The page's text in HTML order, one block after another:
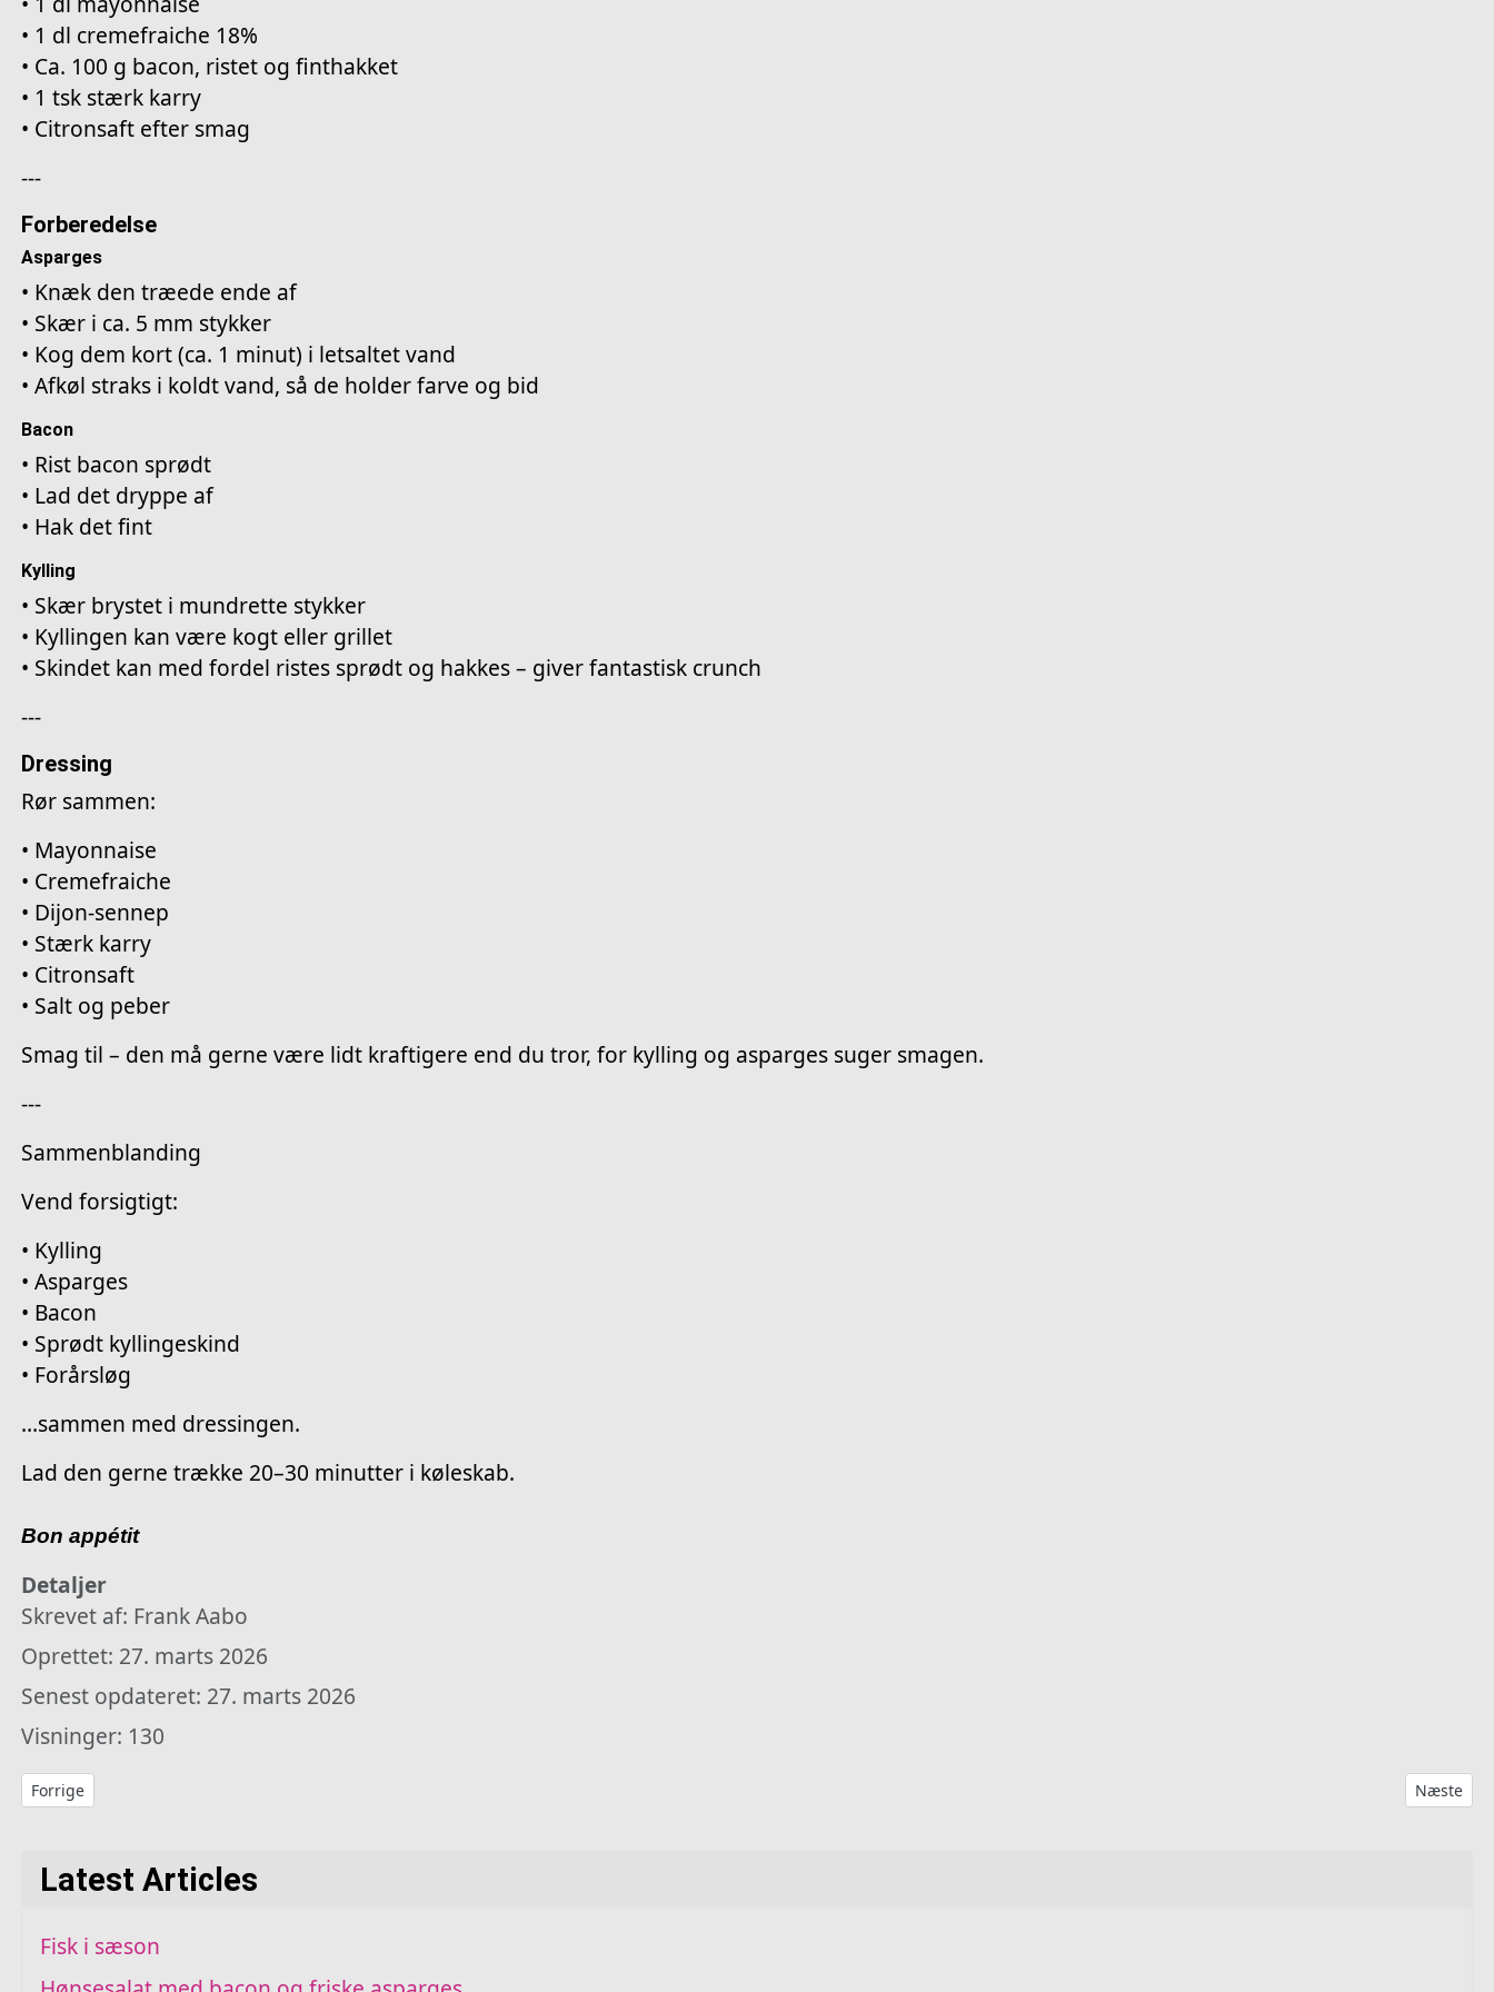
• 1 dl cremefraiche 18%
• Ca. 100 g bacon, ristet og finthakket
• 1 tsk stærk karry
• Citronsaft efter smag
---
Forberedelse
Asparges
• Knæk den træede ende af
• Skær i ca. 5 mm stykker
• Kog dem kort (ca. 1 minut) i letsaltet vand
• Afkøl straks i koldt vand, så de holder farve og bid
Bacon
• Rist bacon sprødt
• Lad det dryppe af
• Hak det fint
Kylling
• Skær brystet i mundrette stykker
• Kyllingen kan være kogt eller grillet
• Skindet kan med fordel ristes sprødt og hakkes – giver fantastisk crunch
---
Dressing
Rør sammen:
• Mayonnaise
• Cremefraiche
• Dijon-sennep
• Stærk karry
• Citronsaft
• Salt og peber
Smag til – den må gerne være lidt kraftigere end du tror, for kylling og asparges suger smagen.
---
Sammenblanding
Vend forsigtigt:
• Kylling
• Asparges
• Bacon
• Sprødt kyllingeskind
• Forårsløg
…sammen med dressingen.
Lad den gerne trække 20–30 minutter i køleskab.
Bon appétit
Detaljer
Skrevet af: Frank Aabo
Oprettet: 27. marts 2026
Senest opdateret: 27. marts 2026
Visninger: 130
Forrige artikel: Fisk i sæson
Forrige Næste
Næste
Latest Articles
Fisk i sæson